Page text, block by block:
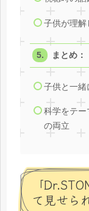
子供が理解
まとめ
子供と一緒
科学をテー
の両立
「
て見せら